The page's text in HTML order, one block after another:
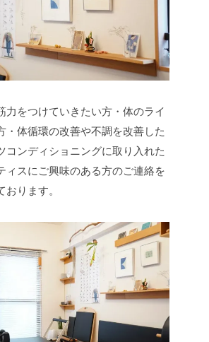
力をつけていきたい方・体のライ
・体循環の改善や不調を改善した
コンディショニングに取り入れた
ィスにご興味のある方のご連絡を
おります。